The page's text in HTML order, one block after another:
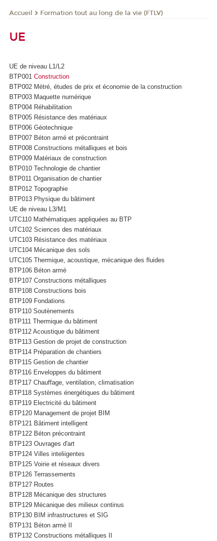
Accueil Formation tout au long de la vie (FTLV)
UE
UE de niveau L1/L2
BTP001 Construction
BTP002 Métré, études de prix et économie de la construction
BTP003 Maquette numérique
BTP004 Réhabilitation
BTP005 Résistance des matériaux
BTP006 Géotechnique
BTP007 Béton armé et précontraint
BTP008 Constructions métalliques et bois
BTP009 Matériaux de construction
BTP010 Technologie de chantier
BTP011 Organisation de chantier
BTP012 Topographie
BTP013 Physique du bâtiment
UE de niveau L3/M1
UTC110 Mathématiques appliquées au BTP
UTC102 Sciences des matériaux
UTC103 Résistance des matériaux
UTC104 Mécanique des sols
UTC105 Thermique, acoustique, mécanique des fluides
BTP106 Béton armé
BTP107 Constructions métalliques
BTP108 Constructions bois
BTP109 Fondations
BTP110 Soutènements
BTP111 Thermique du bâtiment
BTP112 Acoustique du bâtiment
BTP113 Gestion de projet de construction
BTP114 Préparation de chantiers
BTP115 Gestion de chantier
BTP116 Enveloppes du bâtiment
BTP117 Chauffage, ventilation, climatisation
BTP118 Systèmes énergétiques du bâtiment
BTP119 Electricité du bâtiment
BTP120 Management de projet BIM
BTP121 Bâtiment intelligent
BTP122 Béton précontraint
BTP123 Ouvrages d'art
BTP124 Villes inteliigentes
BTP125 Voirie et réseaux divers
BTP126 Terrassements
BTP127 Routes
BTP128 Mécanique des structures
BTP129 Mécanique des milieux continus
BTP130 BIM infrastructures et SIG
BTP131 Béton armé II
BTP132 Constructions métalliques II